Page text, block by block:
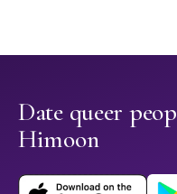
Date queer
Himoon